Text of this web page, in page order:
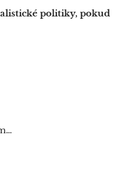
politiky, pokud